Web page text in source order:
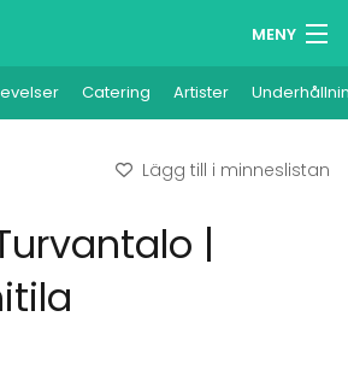
MENY
Minneslista
Lägg till din lokal
Catering Artister
Lägg till i minneslistan
|